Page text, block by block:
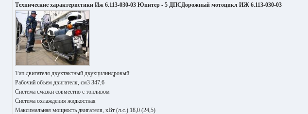
Технические характеристики Иж 6.113-030-03 Юпитер - 5 ДПСДорожный мотоцикл ИЖ 6.113-030-03
Тип двигателя двухтактный двухцилиндровый
Рабочий объем двигателя, см3 347,6
Система смазки совместно с топливом
Система охлаждения жидкостная
Максимальная мощность двигателя, кВт (л.с.) 18,0 (24,5)